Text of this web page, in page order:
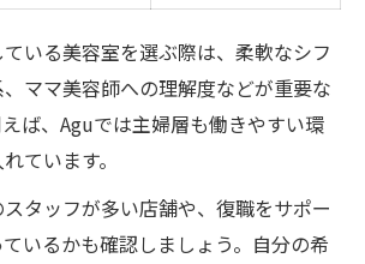
いる美容室を選ぶ際は、柔軟なシフ
、ママ美容師への理解度などが重要な
ば、Aguでは主婦層も働きやすい環
ています。
タッフが多い店舗や、復職をサポー
いるかも確認しましょう。自分の希